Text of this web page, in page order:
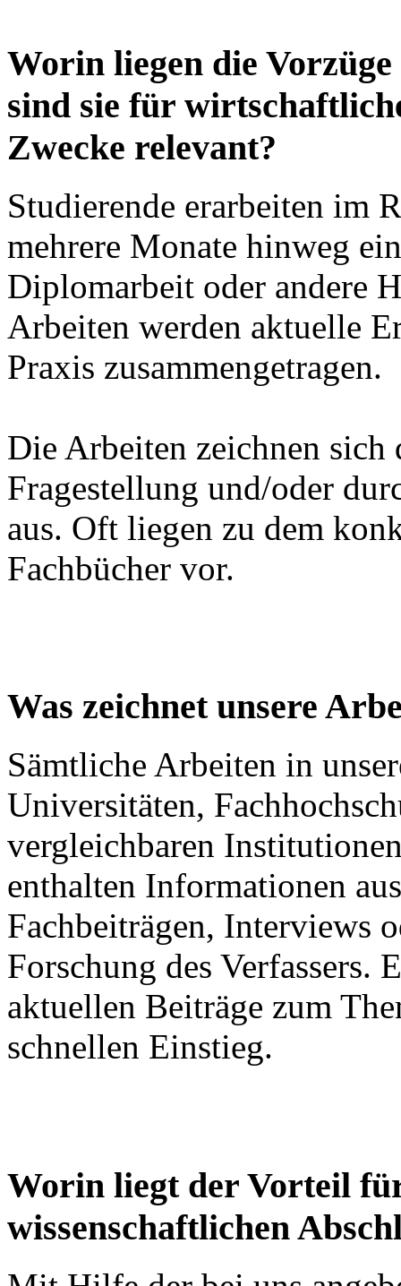
Worin liegen die
sind sie für
Zwecke relevant?
Studierende erarbeiten im
mehrere Monate hinweg
Diplomarbeit oder andere
Arbeiten werden aktuelle
Praxis zusammengetragen.
Die Arbeiten zeichnen sich
Fragestellung und/oder
aus. Oft liegen zu dem
Fachbücher vor.
Was zeichnet unsere
Sämtliche Arbeiten in
Universitäten,
vergleichbaren
enthalten Informationen
Fachbeiträgen, Interviews
Forschung des
aktuellen Beiträge zum
schnellen Einstieg.
Worin liegt der Vorteil
wissenschaftlichen